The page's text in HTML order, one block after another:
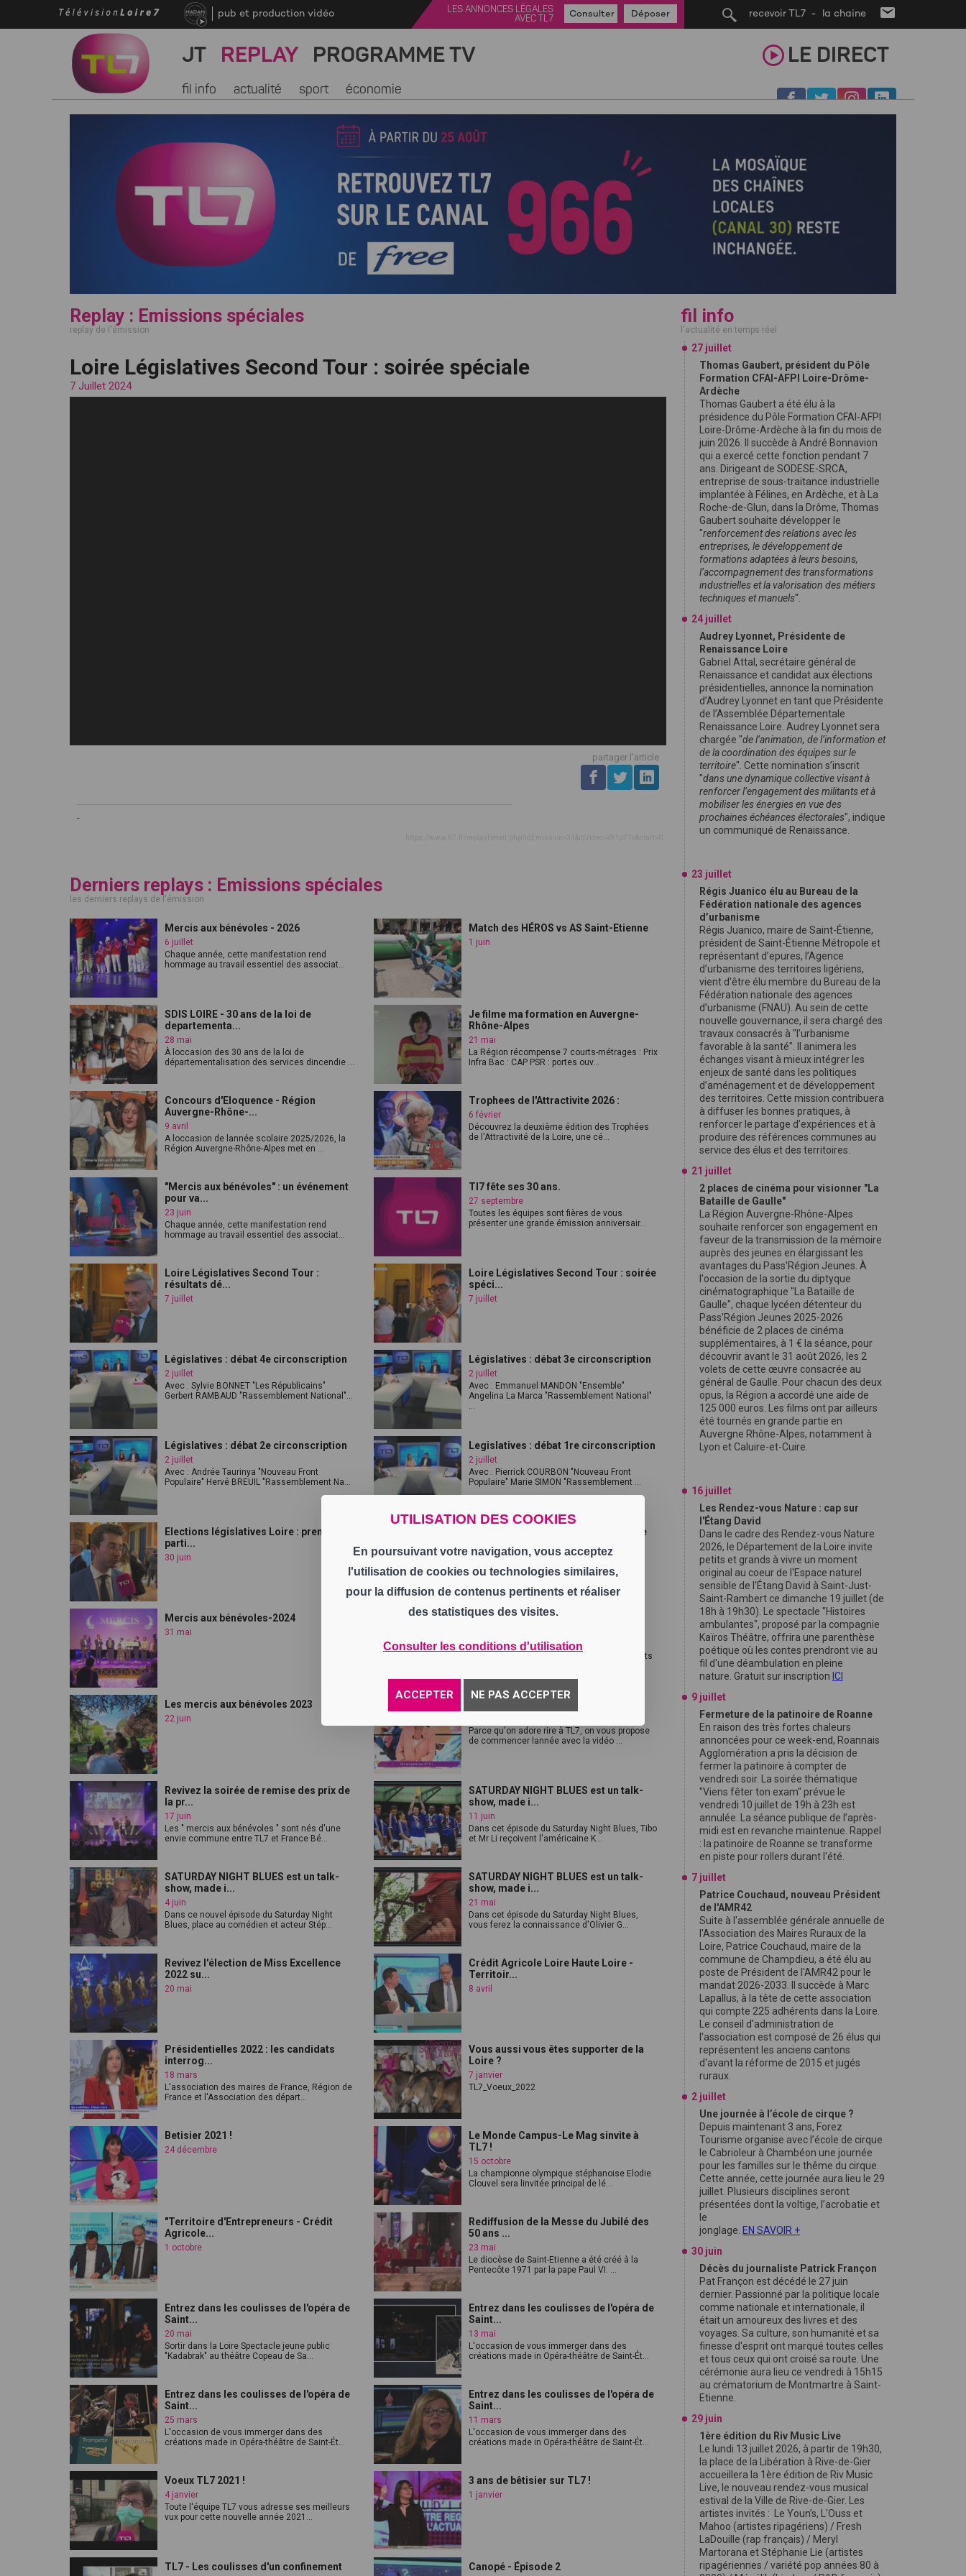
UTILISATION DES COOKIES
En poursuivant votre navigation, vous acceptez
l'utilisation de cookies ou technologies similaires,
pour la diffusion de contenus pertinents et réaliser
des statistiques des visites.
Consulter les conditions d'utilisation
ACCEPTER NE PAS ACCEPTER
recevoir TL7 - la chaine
pub et production vidéo
LES ANNONCES LÉGALES
AVEC TL7
Consulter Déposer
JT REPLAY PROGRAMME TV LE DIRECT
fil info actualité sport économie
Replay : Emissions spéciales
replay de l'émission
Loire Législatives Second Tour : soirée spéciale
7 Juillet 2024
partager l'article
-
Derniers replays : Emissions spéciales
les derniers replays de l'émission
Mercis aux bénévoles - 2026
6 juillet
Chaque année, cette manifestation rend
hommage au travail essentiel des associat...
Match des HÉROS vs AS Saint-Etienne
1 juin
SDIS LOIRE - 30 ans de la loi de
departementa...
28 mai
À loccasion des 30 ans de la loi de
départementalisation des services dincendie ...
Je filme ma formation en Auvergne-
Rhône-Alpes
21 mai
La Région récompense 7 courts-métrages : Prix
Infra Bac : CAP PSR : portes ouv...
Concours d'Eloquence - Région
Auvergne-Rhône-...
9 avril
A loccasion de lannée scolaire 2025/2026, la
Région Auvergne-Rhône-Alpes met en ...
Trophees de l'Attractivite 2026 :
6 février
Découvrez la deuxième édition des Trophées
de l'Attractivité de la Loire, une cé...
"Mercis aux bénévoles" : un événement
pour va...
23 juin
Chaque année, cette manifestation rend
hommage au travail essentiel des associat...
Tl7 fête ses 30 ans.
27 septembre
Toutes les équipes sont fières de vous
présenter une grande émission anniversair...
Loire Législatives Second Tour :
résultats dé...
7 juillet
Loire Législatives Second Tour : soirée
spéci...
7 juillet
Législatives : débat 4e circonscription
2 juillet
Avec : Sylvie BONNET "Les Républicains"
Gerbert RAMBAUD "Rassemblement National"...
Législatives : débat 3e circonscription
2 juillet
Avec : Emmanuel MANDON "Ensemble"
Angelina La Marca "Rassemblement National"
...
Législatives : débat 2e circonscription
2 juillet
Avec : Andrée Taurinya "Nouveau Front
Populaire" Hervé BREUIL "Rassemblement Na...
Legislatives : débat 1re circonscription
2 juillet
Avec : Pierrick COURBON "Nouveau Front
Populaire" Marie SIMON "Rassemblement ...
Elections législatives Loire : première
parti...
30 juin
Elections législatives Loire : seconde
30 juin
Mercis aux bénévoles-2024
31 mai
Credit Agricole Territoire
17 novembre
Enjeux et défis de la rénovation des bâtiments
Les mercis aux bénévoles 2023
22 juin
Parce qu'on adore rire à TL7, on vous propose
de commencer lannée avec la vidéo ...
Revivez la soirée de remise des prix de
la pr...
17 juin
Les " mercis aux bénévoles " sont nés d'une
envie commune entre TL7 et France Bé...
SATURDAY NIGHT BLUES est un talk-
show, made i...
11 juin
Dans cet épisode du Saturday Night Blues, Tibo
et Mr Li reçoivent l'américaine K...
SATURDAY NIGHT BLUES est un talk-
show, made i...
4 juin
Dans ce nouvel épisode du Saturday Night
Blues, place au comédien et acteur Stép...
SATURDAY NIGHT BLUES est un talk-
show, made i...
21 mai
Dans cet épisode du Saturday Night Blues,
vous ferez la connaissance d'Olivier G...
Revivez l'élection de Miss Excellence
2022 su...
20 mai
Crédit Agricole Loire Haute Loire -
Territoir...
8 avril
Présidentielles 2022 : les candidats
interrog...
18 mars
L'association des maires de France, Région de
France et l'Association des départ...
Vous aussi vous êtes supporter de la
Loire ?
7 janvier
TL7_Voeux_2022
Betisier 2021 !
24 décembre
Le Monde Campus-Le Mag sinvite à
TL7 !
15 octobre
La championne olympique stéphanoise Elodie
Clouvel sera linvitée principal de lé...
"Territoire d'Entrepreneurs - Crédit
Agricole...
1 octobre
Rediffusion de la Messe du Jubilé des
50 ans ...
23 mai
Le diocèse de Saint-Etienne a été créé à la
Pentecôte 1971 par la pape Paul VI. ...
Entrez dans les coulisses de l'opéra de
Saint...
20 mai
Sortir dans la Loire Spectacle jeune public
"Kadabrak" au théâtre Copeau de Sa...
Entrez dans les coulisses de l'opéra de
Saint...
13 mai
L'occasion de vous immerger dans des
créations made in Opéra-théâtre de Saint-Ét...
Entrez dans les coulisses de l'opéra de
Saint...
25 mars
L'occasion de vous immerger dans des
créations made in Opéra-théâtre de Saint-Ét...
Entrez dans les coulisses de l'opéra de
Saint...
11 mars
L'occasion de vous immerger dans des
créations made in Opéra-théâtre de Saint-Ét...
Voeux TL7 2021 !
4 janvier
Toute l'équipe TL7 vous adresse ses meilleurs
vux pour cette nouvelle année 2021...
3 ans de bêtisier sur TL7 !
1 janvier
TL7 - Les coulisses d'un confinement Canopé - Épisode 2
fil info
l'actualité en temps réel
27 juillet
Thomas Gaubert, président du Pôle
Formation CFAI-AFPI Loire-Drôme-
Ardèche
Thomas Gaubert a été élu à la
présidence du Pôle Formation CFAI-AFPI
Loire-Drôme-Ardèche à la fin du mois de
juin 2026. Il succède à André Bonnavion
qui a exercé cette fonction pendant 7
ans. Dirigeant de SODESE-SRCA,
entreprise de sous-traitance industrielle
implantée à Félines, en Ardèche, et à La
Roche-de-Glun, dans la Drôme, Thomas
Gaubert souhaite développer le
"renforcement des relations avec les
entreprises, le développement de
formations adaptées à leurs besoins,
l’accompagnement des transformations
industrielles et la valorisation des métiers
techniques et manuels".
24 juillet
Audrey Lyonnet, Présidente de
Renaissance Loire
Gabriel Attal, secrétaire général de
Renaissance et candidat aux élections
présidentielles, annonce la nomination
d’Audrey Lyonnet en tant que Présidente
de l’Assemblée Départementale
Renaissance Loire. Audrey Lyonnet sera
chargée "de l’animation, de l’information et
de la coordination des équipes sur le
territoire". Cette nomination s’inscrit
"dans une dynamique collective visant à
renforcer l’engagement des militants et à
mobiliser les énergies en vue des
prochaines échéances électorales", indique
un communiqué de Renaissance.
23 juillet
Régis Juanico élu au Bureau de la
Fédération nationale des agences
d’urbanisme
Régis Juanico, maire de Saint-Étienne,
président de Saint-Étienne Métropole et
représentant d’epures, l’Agence
d’urbanisme des territoires ligériens,
vient d'être élu membre du Bureau de la
Fédération nationale des agences
d’urbanisme (FNAU). Au sein de cette
nouvelle gouvernance, il sera chargé des
travaux consacrés à "l’urbanisme
favorable à la santé". Il animera les
échanges visant à mieux intégrer les
enjeux de santé dans les politiques
d’aménagement et de développement
des territoires. Cette mission contribuera
à diffuser les bonnes pratiques, à
renforcer le partage d’expériences et à
produire des références communes au
service des élus et des territoires.
21 juillet
2 places de cinéma pour visionner "La
Bataille de Gaulle"
La Région Auvergne-Rhône-Alpes
souhaite renforcer son engagement en
faveur de la transmission de la mémoire
auprès des jeunes en élargissant les
avantages du Pass'Région Jeunes. À
l'occasion de la sortie du diptyque
cinématographique "La Bataille de
Gaulle", chaque lycéen détenteur du
Pass'Région Jeunes 2025-2026
bénéficie de 2 places de cinéma
supplémentaires, à 1 € la séance, pour
découvrir avant le 31 août 2026, les 2
volets de cette œuvre consacrée au
général de Gaulle. Pour chacun des deux
opus, la Région a accordé une aide de
125 000 euros. Les films ont par ailleurs
été tournés en grande partie en
Auvergne Rhône-Alpes, notamment à
Lyon et Caluire-et-Cuire.
16 juillet
Les Rendez-vous Nature : cap sur
l'Étang David
Dans le cadre des Rendez-vous Nature
2026, le Département de la Loire invite
petits et grands à vivre un moment
original au coeur de l'Espace naturel
sensible de l'Étang David à Saint-Just-
Saint-Rambert ce dimanche 19 juillet (de
18h à 19h30). Le spectacle "Histoires
ambulantes", proposé par la compagnie
Kaïros Théâtre, offrira une parenthèse
poétique où les contes prendront vie au
fil d'une déambulation en pleine
nature. Gratuit sur inscription ICI
9 juillet
Fermeture de la patinoire de Roanne
En raison des très fortes chaleurs
annoncées pour ce week-end, Roannais
Agglomération a pris la décision de
fermer la patinoire à compter de
vendredi soir. La soirée thématique
"Viens fêter ton exam" prévue le
vendredi 10 juillet de 19h à 23h est
annulée. La séance publique de l’après-
midi est en revanche maintenue. Rappel
: la patinoire de Roanne se transforme
en piste pour rollers durant l'été.
7 juillet
Patrice Couchaud, nouveau Président
de l'AMR42
Suite à l'assemblée générale annuelle de
l'Association des Maires Ruraux de la
Loire, Patrice Couchaud, maire de la
commune de Champdieu, a été élu au
poste de Président de l'AMR42 pour le
mandat 2026-2033. Il succède à Marc
Lapallus, à la tête de cette association
qui compte 225 adhérents dans la Loire.
Le conseil d'administration de
l'association est composé de 26 élus qui
représentent les anciens cantons
d'avant la réforme de 2015 et jugés
ruraux.
2 juillet
Une journée à l’école de cirque ?
Depuis maintenant 3 ans, Forez
Tourisme organise avec l’école de cirque
le Cabrioleur à Chambéon une journée
pour les familles sur le thême du cirque.
Cette année, cette journée aura lieu le 29
juillet. Plusieurs disciplines seront
présentées dont la voltige, l’acrobatie et
le
jonglage. EN SAVOIR +
30 juin
Décès du journaliste Patrick Françon
Pat Françon est décédé le 27 juin
dernier. Passionné par la politique locale
comme nationale et internationale, il
était un amoureux des livres et des
voyages. Sa culture, son humanité et sa
finesse d'esprit ont marqué toutes celles
et tous ceux qui ont croisé sa route. Une
cérémonie aura lieu ce vendredi à 15h15
au crématorium de Montmartre à Saint-
Etienne.
29 juin
1ère édition du Riv Music Live
Le lundi 13 juillet 2026, à partir de 19h30,
la place de la Libération à Rive-de-Gier
accueillera la 1ère édition de Riv Music
Live, le nouveau rendez-vous musical
estival de la Ville de Rive-de-Gier. Les
artistes invités : Le Youn’s, L'Ouss et
Mahoo (artistes ripagériens) / Fresh
LaDouille (rap français) / Meryl
Martorana et Stéphanie Lie (artistes
ripagériennes / variété pop années 80 à